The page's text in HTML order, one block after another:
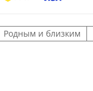
Родным и близким